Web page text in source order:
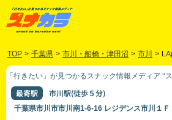
TOP > 千葉県 > 市川・船橋・津田沼 > 市川 >
「行きたい」が見つかるスナック情報メディア “
最寄駅 市川駅(徒歩５分)
千葉県市川市市川南1-6-16 レジデンス市川１Ｆ